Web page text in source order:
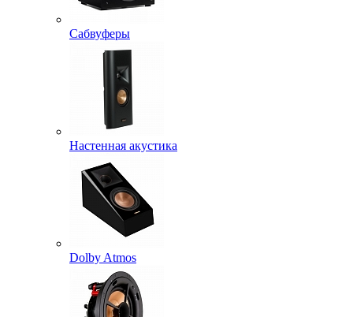
Сабвуферы
Настенная акустика
Dolby Atmos